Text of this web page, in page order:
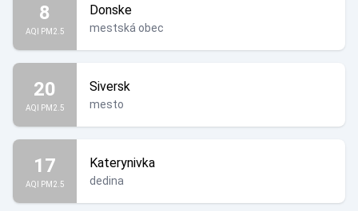
8
AQI PM2.5
Donske
mestská obec
20
AQI PM2.5
Siversk
mesto
17
AQI PM2.5
Katerynivka
dedina